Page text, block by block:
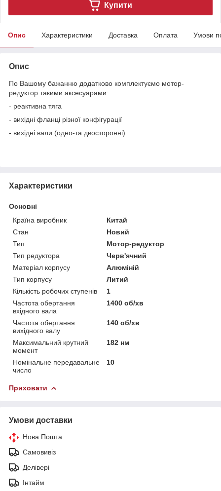
Купити
Опис Характеристики Доставка Оплата Умови
Опис
По Вашому бажанню додатково комплектуємо мотор-
редуктор такими аксесуарами:
- реактивна тяга
- вихідні фланці різної конфігурації
- вихідні вали (одно-та двосторонні)
Характеристики
Основні
Країна виробник
Китай
Стан
Новий
Тип
Мотор-редуктор
Тип редуктора
Черв'ячний
Матеріал корпусу
Алюміній
Тип корпусу
Литий
Кількість робочих ступенів
1
Частота обертання
вхідного вала
1400 об/хв
Частота обертання
вихідного валу
140 об/хв
Максимальний крутний
момент
182 нм
Номінальне передавальне
число
10
Приховати
Умови доставки
Нова Пошта
Самовивіз
Делівері
Інтайм